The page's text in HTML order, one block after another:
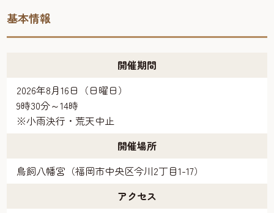
基本情報
開催期間
2026年8月16日（日曜日）
9時30分～14時
※小雨決行・荒天中止
開催場所
鳥飼八幡宮（福岡市中央区今川2丁目1-17）
アクセス